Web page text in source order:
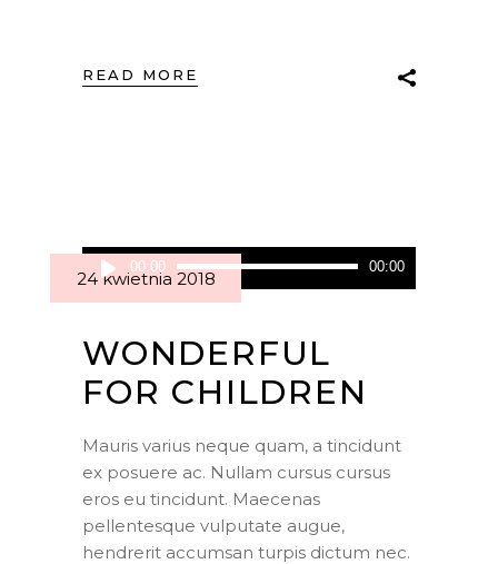
READ MORE
Odtwarzacz
plików
00:00 00:00
24 kwietnia 2018
WONDERFUL
FOR CHILDREN
Mauris varius neque quam, a tincidunt
ex posuere ac. Nullam cursus cursus
eros eu tincidunt. Maecenas
pellentesque vulputate augue,
hendrerit accumsan turpis dictum nec.